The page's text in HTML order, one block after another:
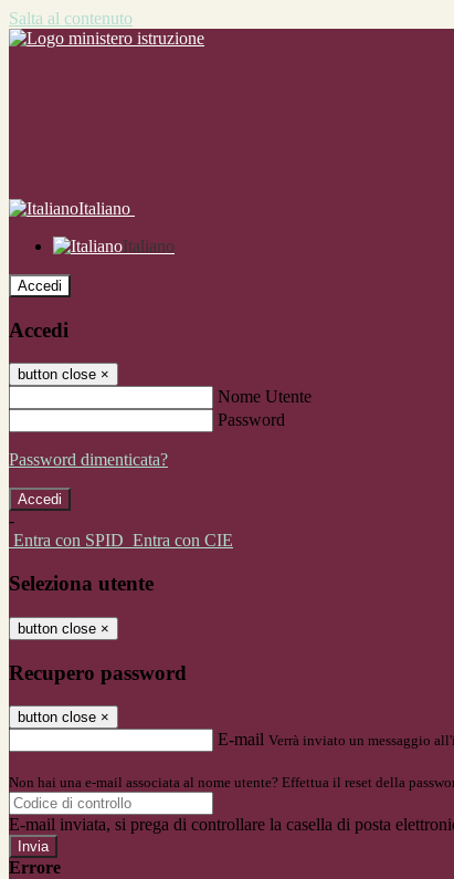
Salta al contenuto
Italiano
Italiano
Accedi
Accedi
button close ×
Nome Utente
Password
Password dimenticata?
-
Entra con SPID Entra con CIE
Seleziona utente
button close ×
Recupero password
button close ×
E-mail Verrà inviato un messaggio
Non hai una e-mail associata al nome utente? Effettua il reset della
E-mail inviata, si prega di controllare la casella di posta
Errore